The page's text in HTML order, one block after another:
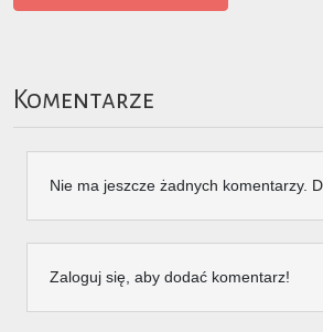
Komentarze
Nie ma jeszcze żadnych komentarzy.
Zaloguj się, aby dodać komentarz!